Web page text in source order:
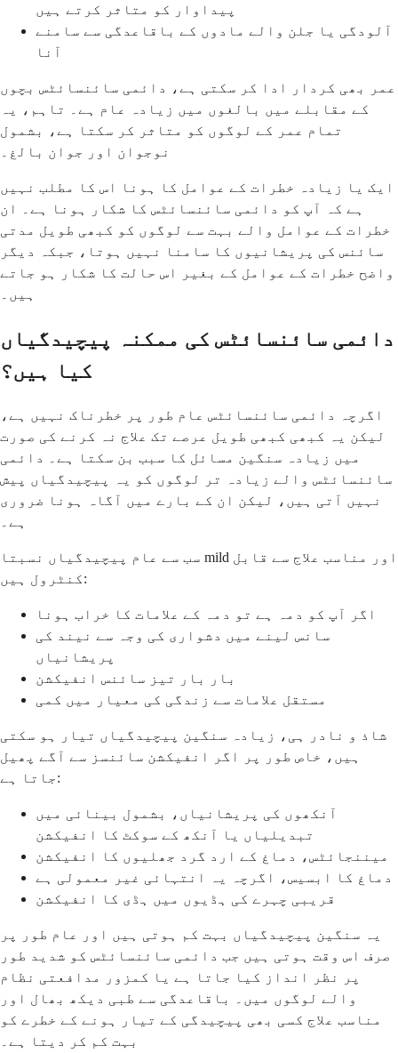
پیداوار کو متاثر کرتے ہیں
آلودگی یا جلن والے مادوں کے باقاعدگی سے سامنے
آنا
عمر بھی کردار ادا کر سکتی ہے، دائمی سائنسائٹس بچوں
کے مقابلے میں بالغوں میں زیادہ عام ہے۔ تاہم، یہ
تمام عمر کے لوگوں کو متاثر کر سکتا ہے، بشمول
نوجوان اور جوان بالغ۔
ایک یا زیادہ خطرات کے عوامل کا ہونا اس کا مطلب نہیں
ہے کہ آپ کو دائمی سائنسائٹس کا شکار ہونا ہے۔ ان
خطرات کے عوامل والے بہت سے لوگوں کو کبھی طویل مدتی
سائنس کی پریشانیوں کا سامنا نہیں ہوتا، جبکہ دیگر
واضح خطرات کے عوامل کے بغیر اس حالت کا شکار ہو جاتے
ہیں۔
دائمی سائنسائٹس کی ممکنہ پیچیدگیاں
کیا ہیں؟
اگرچہ دائمی سائنسائٹس عام طور پر خطرناک نہیں ہے،
لیکن یہ کبھی کبھی طویل عرصے تک علاج نہ کرنے کی صورت
میں زیادہ سنگین مسائل کا سبب بن سکتا ہے۔ دائمی
سائنسائٹس والے زیادہ تر لوگوں کو یہ پیچیدگیاں پیش
نہیں آتی ہیں، لیکن ان کے بارے میں آگاہ ہونا ضروری
ہے۔
سب سے عام پیچیدگیاں نسبتا mild اور مناسب علاج سے قابل
کنٹرول ہیں:
اگر آپ کو دمہ ہے تو دمہ کے علامات کا خراب ہونا
سانس لینے میں دشواری کی وجہ سے نیند کی
پریشانیاں
بار بار تیز سائنس انفیکشن
مستقل علامات سے زندگی کی معیار میں کمی
شاذ و نادر ہی، زیادہ سنگین پیچیدگیاں تیار ہو سکتی
ہیں، خاص طور پر اگر انفیکشن سائنسز سے آگے پھیل
جاتا ہے:
آنکھوں کی پریشانیاں، بشمول بینائی میں
تبدیلیاں یا آنکھ کے سوکٹ کا انفیکشن
میننجائٹس، دماغ کے ارد گرد جھلیوں کا انفیکشن
دماغ کا ابسیس، اگرچہ یہ انتہائی غیر معمولی ہے
قریبی چہرے کی ہڈیوں میں ہڈی کا انفیکشن
یہ سنگین پیچیدگیاں بہت کم ہوتی ہیں اور عام طور پر
صرف اس وقت ہوتی ہیں جب دائمی سائنسائٹس کو شدید طور
پر نظر انداز کیا جاتا ہے یا کمزور مدافعتی نظام
والے لوگوں میں۔ باقاعدگی سے طبی دیکھ بھال اور
مناسب علاج کسی بھی پیچیدگی کے تیار ہونے کے خطرے کو
بہت کم کر دیتا ہے۔